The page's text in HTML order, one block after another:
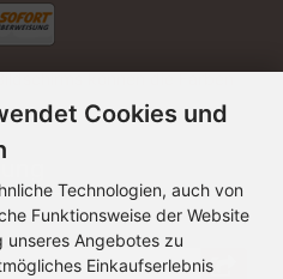
können die Farben
Cookies und
Technologien, auch von
Funktionsweise der Website
Angebotes zu
Einkaufserlebnis